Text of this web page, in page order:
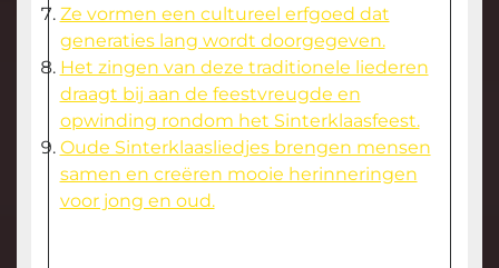
Ze vormen een cultureel erfgoed dat
generaties lang wordt doorgegeven.
Het zingen van deze traditionele liederen
draagt bij aan de feestvreugde en
opwinding rondom het Sinterklaasfeest.
Oude Sinterklaasliedjes brengen mensen
samen en creëren mooie herinneringen
voor jong en oud.